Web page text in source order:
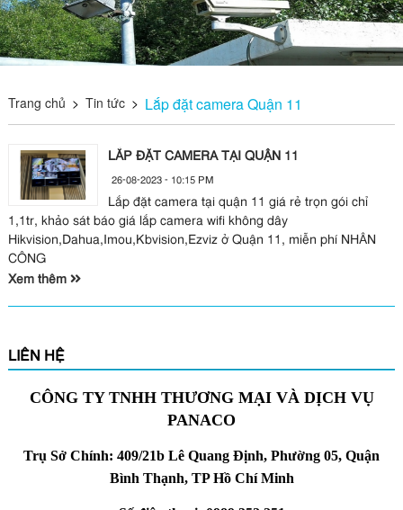
Trang chủ > Tin tức > Lắp đặt camera Quận 11
LẮP ĐẶT CAMERA TẠI QUẬN 11
26-08-2023 - 10:15 PM
Lắp đặt camera tại quận 11 giá rẻ trọn gói chỉ
1,1tr, khảo sát báo giá lắp camera wifi không dây
Hikvision,Dahua,Imou,Kbvision,Ezviz ở Quận 11, miễn phí NHÂN
CÔNG
Xem thêm
LIÊN HỆ
CÔNG TY TNHH THƯƠNG MẠI VÀ DỊCH VỤ
PANACO
Trụ Sở Chính: 409/21b Lê Quang Định, Phường 05, Quận
Bình Thạnh, TP Hồ Chí Minh